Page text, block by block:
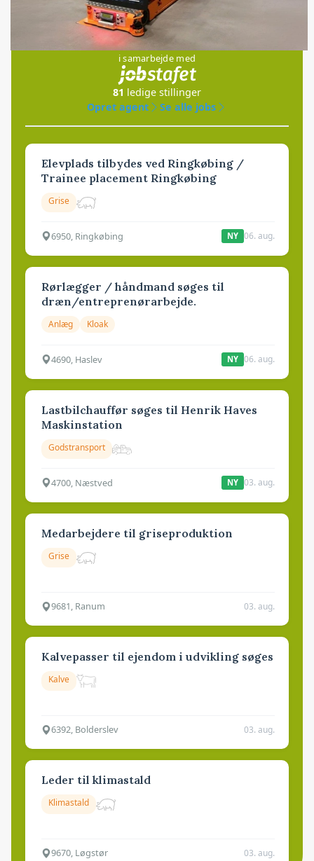
Jobs
i samarbejde med
81 ledige stillinger
Opret agent
Se alle jobs
Elevplads tilbydes ved Ringkøbing /
Trainee placement Ringkøbing
Grise
6950, Ringkøbing NY 06. aug.
Rørlægger / håndmand søges til
dræn/entreprenørarbejde.
Anlæg Kloak
4690, Haslev NY 06. aug.
Lastbilchauffør søges til Henrik Haves
Maskinstation
Godstransport
4700, Næstved NY 03. aug.
Medarbejdere til griseproduktion
Grise
9681, Ranum 03. aug.
Kalvepasser til ejendom i udvikling søges
Kalve
6392, Bolderslev 03. aug.
Leder til klimastald
Klimastald
9670, Løgstør 03. aug.